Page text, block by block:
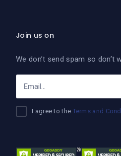
Join us on
We don’t send spam so don’t
I agree to the Terms and